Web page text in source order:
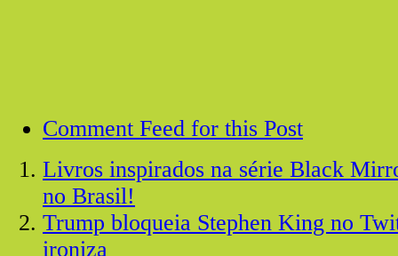
Comment Feed for this Post
Livros inspirados na série Black
no Brasil!
Trump bloqueia Stephen King no
ironiza